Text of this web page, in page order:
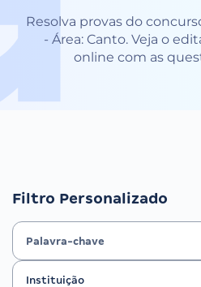
Resolva provas do
- Área: Canto. Veja o
online com as
Filtro Personalizado
Instituição
Instituição